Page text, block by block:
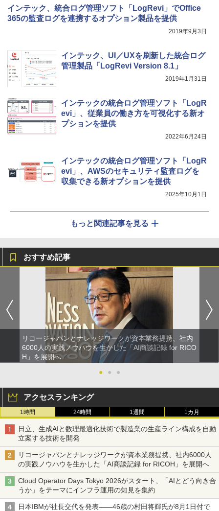
インテック、統合ログ管理ソフト「LogRevi」でOffice
365の監査ログを連携するオプション製品を提供
2019年9月3日
インテック、UI／UXを刷新した統合ログ
管理製品「LogRevi Version 8.1」
2019年1月31日
インテックの統合ログ管理ソフト「LogR
evi」、従業員の働き方を可視化する新オ
プションを提供
2022年6月24日
インテックの統合ログ管理ソフト「LogR
evi」、AWSのセキュリティ監査ログを
収集できる新オプションを提供
2025年10月1日
もっと関連記事を見る
おすすめ記事
リコージャパンとナレッジワークが資本業務提携、社内
6000人の実践ノウハウを生かした「AI商談記録 for RICO
H」を展開へ
●
● ●
アクセスランキング
1時間 24時間 1週間 1カ月
日立、生成AIと数理最適化技術で製造業の生産ライン構成を自動
立案する技術を開発
リコージャパンとナレッジワークが資本業務提携、社内6000人
の実践ノウハウを生かした「AI商談記録 for RICOH」を展開へ
Cloud Operator Days Tokyo 2026がスタート、「AIとどう向き合
うか」をテーマにインフラ運用の知見を集約
日本IBMが社長交代を発表――46歳の村田将輝氏が8月1日付で